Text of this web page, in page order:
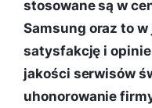
stosowane są w
Samsung oraz to w
satysfakcję i
jakości serwisów
uhonorowanie